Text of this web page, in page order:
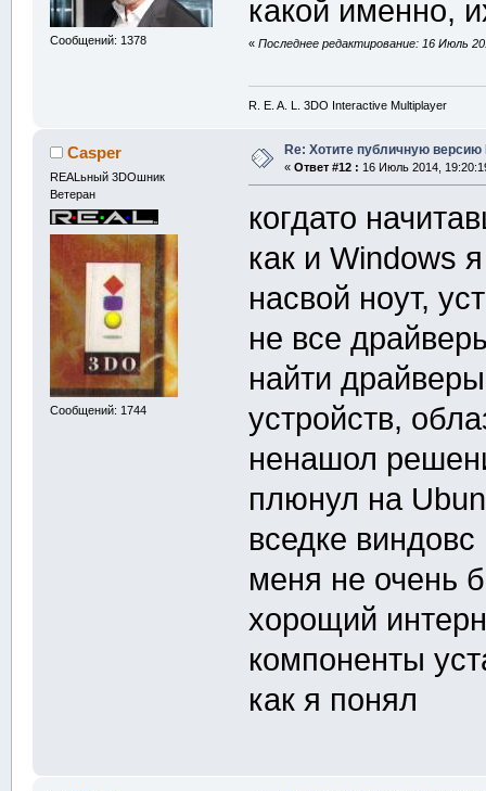
Сообщений: 1378
какой именно,
«Последнее редактирование: 16 Июль
R. E. A. L. 3DO Interactive Multiplayer
Casper
REALьный 3DOшник
Ветеран
Сообщений: 1744
Re: Хотите публичную версию
« Ответ #12 : 16 Июль 2014,
когдато
как и Windows
насвой ноут,
не все
найти
устройств,
ненашол
плюнул на
вседке
меня не очень
хорощий
компоненты
как я понял